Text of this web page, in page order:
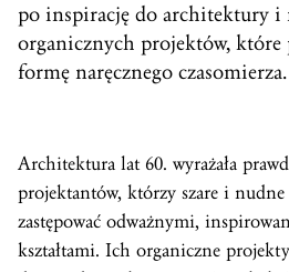
po inspirację do architektury i
organicznych projektów, które
formę naręcznego czasomierza.
Architektura lat 60. wyrażała
projektantów, którzy szare i
zastępować odważnymi,
kształtami. Ich organiczne